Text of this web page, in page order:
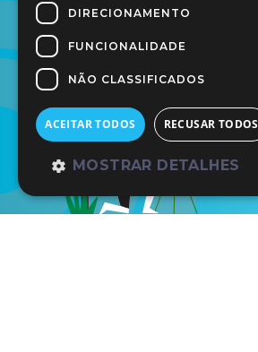
DIRECIONAMENTO
FUNCIONALIDADE
NÃO CLASSIFICADOS
ACEITAR TODOS RECUSAR TODOS
MOSTRAR DETALHES